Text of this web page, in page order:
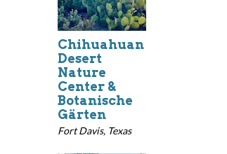
Chihuahuan
Desert
Nature
Center &
Botanische
Gärten
Fort Davis, Texas